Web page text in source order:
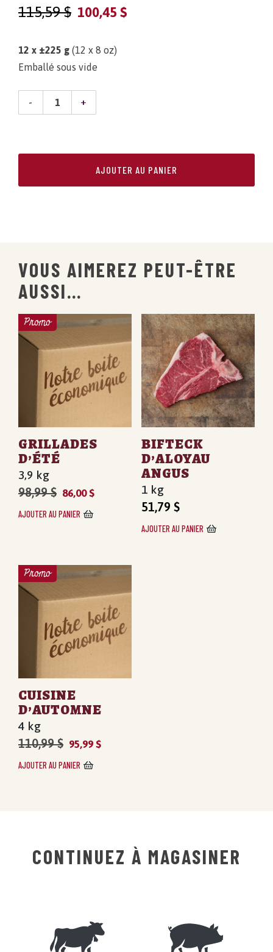
115,59$ Le
initial
était :
100,45 $
12 x ±225 g (12 x 8 oz)
Emballé sous vide
PONDEROSA
AJOUTER AU PANIER
VOUS AIMEREZ PEUT-ÊTRE
AUSSI…
Promo
GRILLADES
D’ÉTÉ
3,9 kg
98,99$ Le
initial
86,00$Le
AJOUTER AU PANIER
BIFTECK
D’ALOYAU
ANGUS
1 kg
51,79 $
AJOUTER AU PANIER
Promo
CUISINE
D’AUTOMNE
4 kg
110,99$ Le
initial
95,99 $Le
AJOUTER AU PANIER
CONTINUEZ À MAGASINER